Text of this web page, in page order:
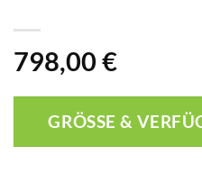
798,00 €
GRÖSSE &